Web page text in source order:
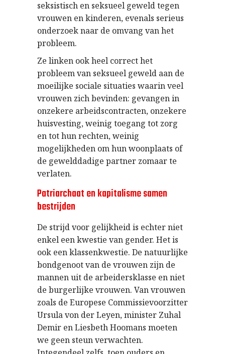
seksistisch en seksueel geweld tegen
vrouwen en kinderen, evenals serieus
onderzoek naar de omvang van het
probleem.
Ze linken ook heel correct het
probleem van seksueel geweld aan de
moeilijke sociale situaties waarin veel
vrouwen zich bevinden: gevangen in
onzekere arbeidscontracten, onzekere
huisvesting, weinig toegang tot zorg
en tot hun rechten, weinig
mogelijkheden om hun woonplaats of
de gewelddadige partner zomaar te
verlaten.
Patriarchaat en kapitalisme samen
bestrijden
De strijd voor gelijkheid is echter niet
enkel een kwestie van gender. Het is
ook een klassenkwestie. De natuurlijke
bondgenoot van de vrouwen zijn de
mannen uit de arbeidersklasse en niet
de burgerlijke vrouwen. Van vrouwen
zoals de Europese Commissievoorzitter
Ursula von der Leyen, minister Zuhal
Demir en Liesbeth Hoomans moeten
we geen steun verwachten.